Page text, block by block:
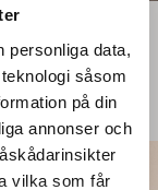
personliga data,
såsom
på din
annonser och
vilka som får